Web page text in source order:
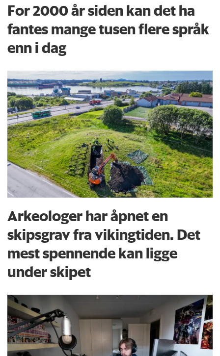
For 2000 år siden kan det ha
fantes mange tusen flere språk
enn i dag
Arkeologer har åpnet en
skipsgrav fra vikingtiden. Det
mest spennende kan ligge
under skipet